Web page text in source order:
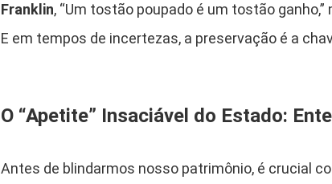
Franklin, “Um tostão poupado é um tostão
E em tempos de incertezas, a preservação é a
O “Apetite” Insaciável do Estado:
Antes de blindarmos nosso patrimônio, é crucial